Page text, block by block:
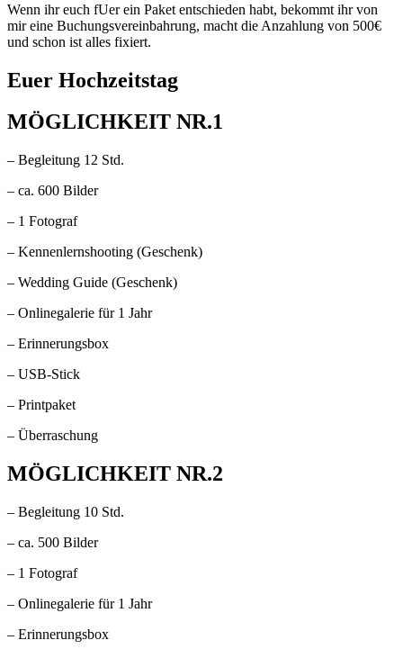
Wenn ihr euch fUer ein Paket entschieden habt, bekommt ihr von
mir eine Buchungsvereinbahrung, macht die Anzahlung von 500€
und schon ist alles fixiert.
Euer Hochzeitstag
MÖGLICHKEIT NR.1
– Begleitung 12 Std.
– ca. 600 Bilder
– 1 Fotograf
– Kennenlernshooting (Geschenk)
– Wedding Guide (Geschenk)
– Onlinegalerie für 1 Jahr
– Erinnerungsbox
– USB-Stick
– Printpaket
– Überraschung
MÖGLICHKEIT NR.2
– Begleitung 10 Std.
– ca. 500 Bilder
– 1 Fotograf
– Onlinegalerie für 1 Jahr
– Erinnerungsbox